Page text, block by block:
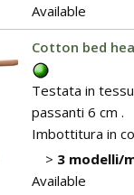
Available
Cotton bed
Testata in
passanti 6 cm .
Imbottitura in
> 3 modelli/
Available